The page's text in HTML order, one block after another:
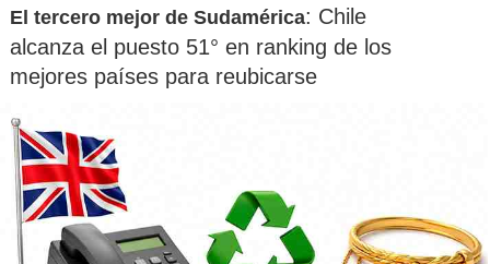
El tercero mejor de Sudamérica: Chile
alcanza el puesto 51° en ranking de los
mejores países para reubicarse